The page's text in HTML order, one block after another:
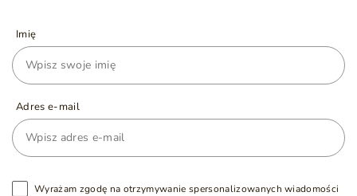
Imię
Adres e-mail
Wyrażam zgodę na otrzymywanie spersonalizowanych wiadomości